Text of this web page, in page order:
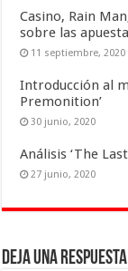
Casino, Rain
sobre las
11 septiembre, 2020
Introducción al
Premonition’
30 junio, 2020
Análisis ‘The
27 junio, 2020
Deja una respuesta